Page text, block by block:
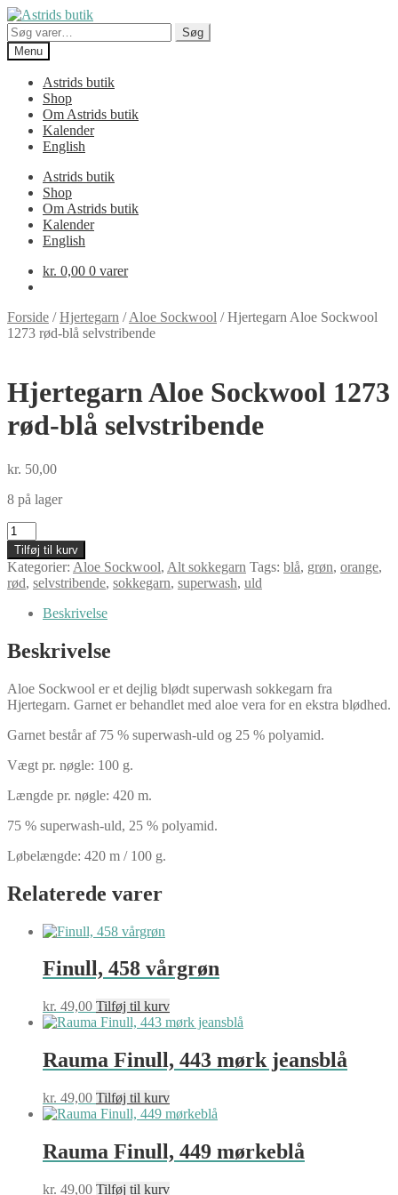
Spring
til
navigation
Spring
til
indhold
Søg
efter:
Søg
Menu
Astrids butik
Shop
Om Astrids butik
Kalender
English
Astrids butik
Shop
Om Astrids butik
Kalender
English
kr. 0,00 0 varer
Forside /Hjertegarn /Aloe Sockwool /Hjertegarn Aloe Sockwool
1273 rød-blå selvstribende
Hjertegarn Aloe Sockwool 1273
rød-blå selvstribende
kr. 50,00
8 på lager
Hjertegarn
Aloe
Sockwool
1273
rød-
selvstribende
antal
Tilføj til kurv
Kategorier: Aloe Sockwool, Alt sokkegarn Tags: blå, grøn, orange,
rød, selvstribende, sokkegarn, superwash, uld
Beskrivelse
Beskrivelse
Aloe Sockwool er et dejlig blødt superwash sokkegarn fra
Hjertegarn. Garnet er behandlet med aloe vera for en ekstra blødhed.
Garnet består af 75 % superwash-uld og 25 % polyamid.
Vægt pr. nøgle: 100 g.
Længde pr. nøgle: 420 m.
75 % superwash-uld, 25 % polyamid.
Løbelængde: 420 m / 100 g.
Relaterede varer
Finull, 458 vårgrøn
kr. 49,00 Tilføj til kurv
Rauma Finull, 443 mørk jeansblå
kr. 49,00 Tilføj til kurv
Rauma Finull, 449 mørkeblå
kr. 49,00 Tilføj til kurv